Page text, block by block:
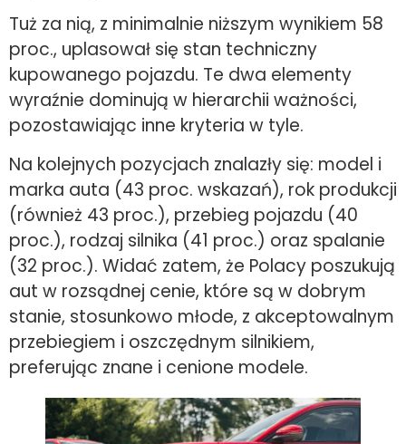
Tuż za nią, z minimalnie niższym wynikiem 58
proc., uplasował się stan techniczny
kupowanego pojazdu. Te dwa elementy
wyraźnie dominują w hierarchii ważności,
pozostawiając inne kryteria w tyle.
Na kolejnych pozycjach znalazły się: model i
marka auta (43 proc. wskazań), rok produkcji
(również 43 proc.), przebieg pojazdu (40
proc.), rodzaj silnika (41 proc.) oraz spalanie
(32 proc.). Widać zatem, że Polacy poszukują
aut w rozsądnej cenie, które są w dobrym
stanie, stosunkowo młode, z akceptowalnym
przebiegiem i oszczędnym silnikiem,
preferując znane i cenione modele.